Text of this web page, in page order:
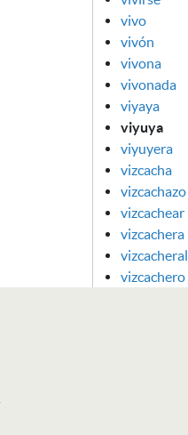
vivo
vivón
vivona
vivonada
viyaya
viyuya
viyuyera
vizcacha
vizcachazo
vizcachear
vizcachera
vizcacheral
vizcachero